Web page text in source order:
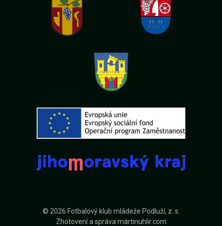
© 2026 Fotbalový klub mládeže Podluží, z. s.
Zhotovení a správa martinuhlir.com